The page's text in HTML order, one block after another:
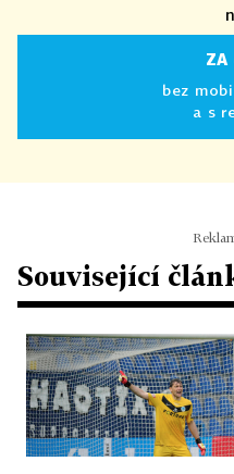
ZA
bez
a s
Související